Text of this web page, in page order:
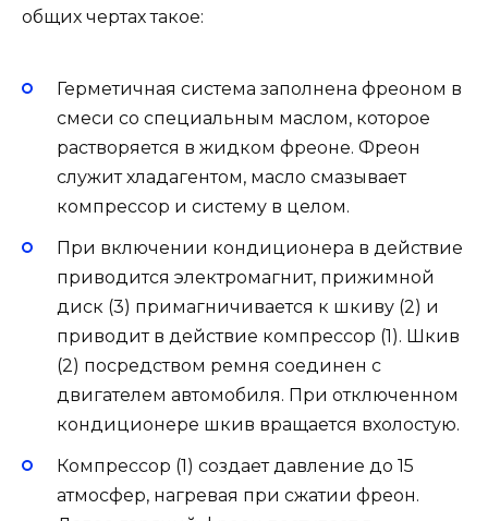
общих чертах такое:
Герметичная система заполнена фреоном в
смеси со специальным маслом, которое
растворяется в жидком фреоне. Фреон
служит хладагентом, масло смазывает
компрессор и систему в целом.
При включении кондиционера в действие
приводится электромагнит, прижимной
диск (3) примагничивается к шкиву (2) и
приводит в действие компрессор (1). Шкив
(2) посредством ремня соединен с
двигателем автомобиля. При отключенном
кондиционере шкив вращается вхолостую.
Компрессор (1) создает давление до 15
атмосфер, нагревая при сжатии фреон.